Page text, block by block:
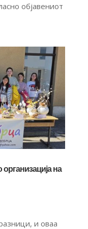
објавениот
на
и оваа